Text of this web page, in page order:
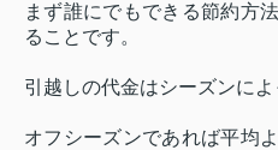
まず誰にでもできる節約方
ることです。
引越しの代金はシーズンによ
オフシーズンであれば平均